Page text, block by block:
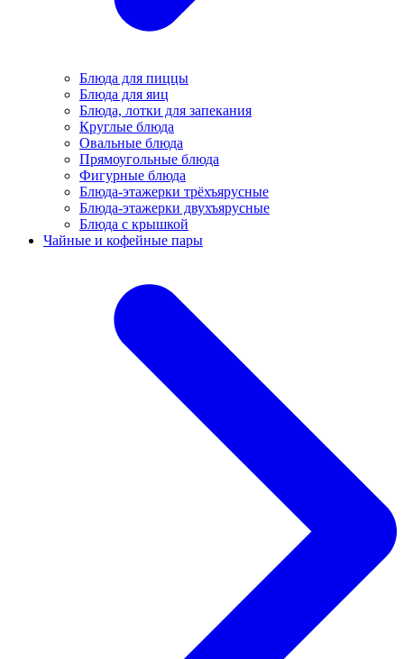
Блюда для пиццы
Блюда для яиц
Блюда, лотки для запекания
Круглые блюда
Овальные блюда
Прямоугольные блюда
Фигурные блюда
Блюда-этажерки трёхъярусные
Блюда-этажерки двухъярусные
Блюда с крышкой
Чайные и кофейные пары